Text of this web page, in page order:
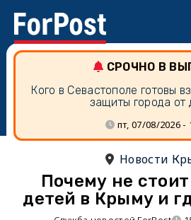
СРОЧНО В
Кого в Севастополе готовы
защиты города от
пт, 07/08/2026 -
Новости
Почему не
детей в Крыму и